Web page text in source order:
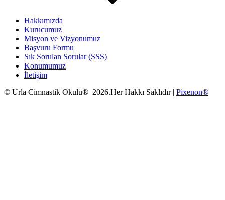
Hakkımızda
Kurucumuz
Misyon ve Vizyonumuz
Başvuru Formu
Sık Sorulan Sorular (SSS)
Konumumuz
İletişim
© Urla Cimnastik Okulu® 2026.Her Hakkı Saklıdır | Pixenon®